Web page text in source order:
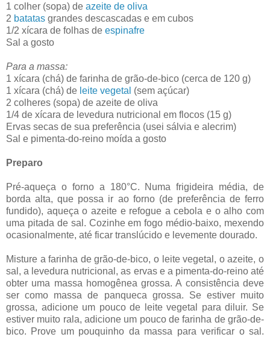
1 colher (sopa) de azeite de oliva
2 batatas grandes descascadas e em cubos
1/2 xícara de folhas de espinafre
Sal a gosto
Para a massa:
1 xícara (chá) de farinha de grão-de-bico (cerca de 120 g)
1 xícara (chá) de leite vegetal (sem açúcar)
2 colheres (sopa) de azeite de oliva
1/4 de xícara de levedura nutricional em flocos (15 g)
Ervas secas de sua preferência (usei sálvia e alecrim)
Sal e pimenta-do-reino moída a gosto
Preparo
Pré-aqueça o forno a 180°C. Numa frigideira média, de
borda alta, que possa ir ao forno (de preferência de ferro
fundido), aqueça o azeite e refogue a cebola e o alho com
uma pitada de sal. Cozinhe em fogo médio-baixo, mexendo
ocasionalmente, até ficar translúcido e levemente dourado.
Misture a farinha de grão-de-bico, o leite vegetal, o azeite, o
sal, a levedura nutricional, as ervas e a pimenta-do-reino até
obter uma massa homogênea grossa. A consistência deve
ser como massa de panqueca grossa. Se estiver muito
grossa, adicione um pouco de leite vegetal para diluir. Se
estiver muito rala, adicione um pouco de farinha de grão-de-
bico. Prove um pouquinho da massa para verificar o sal.